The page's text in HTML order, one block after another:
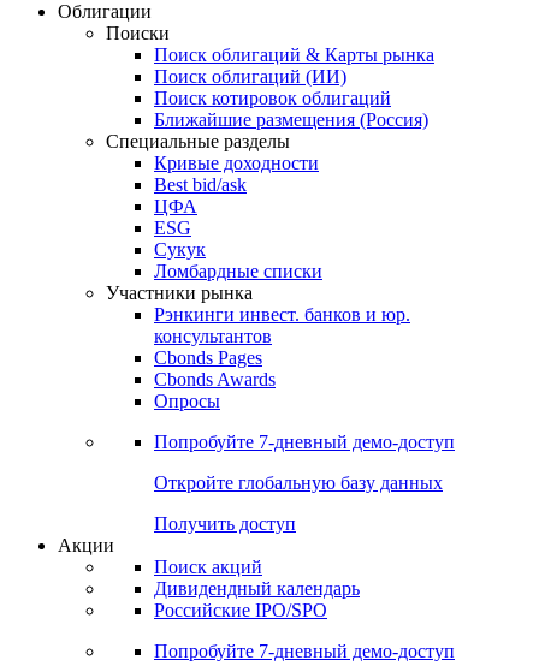
Облигации
Поиски
Поиск облигаций & Карты рынка
Поиск облигаций (ИИ)
Поиск котировок облигаций
Ближайшие размещения (Россия)
Специальные разделы
Кривые доходности
Best bid/ask
ЦФА
ESG
Сукук
Ломбардные списки
Участники рынка
Рэнкинги инвест. банков и юр.
консультантов
Cbonds Pages
Cbonds Awards
Опросы
Попробуйте 7-дневный демо-доступ
Откройте глобальную базу данных
Получить доступ
Акции
Поиск акций
Дивидендный календарь
Российские IPO/SPO
Попробуйте 7-дневный демо-доступ